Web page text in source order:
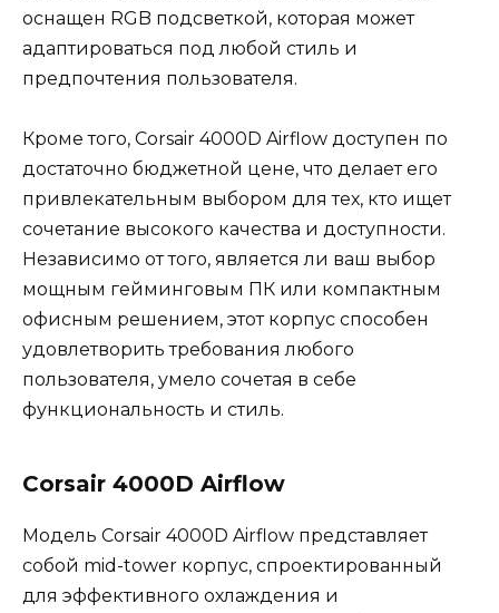
оснащен RGB подсветкой, которая может
адаптироваться под любой стиль и
предпочтения пользователя.
Кроме того, Corsair 4000D Airflow доступен по
достаточно бюджетной цене, что делает его
привлекательным выбором для тех, кто ищет
сочетание высокого качества и доступности.
Независимо от того, является ли ваш выбор
мощным гейминговым ПК или компактным
офисным решением, этот корпус способен
удовлетворить требования любого
пользователя, умело сочетая в себе
функциональность и стиль.
Corsair 4000D Airflow
Модель Corsair 4000D Airflow представляет
собой mid-tower корпус, спроектированный
для эффективного охлаждения и